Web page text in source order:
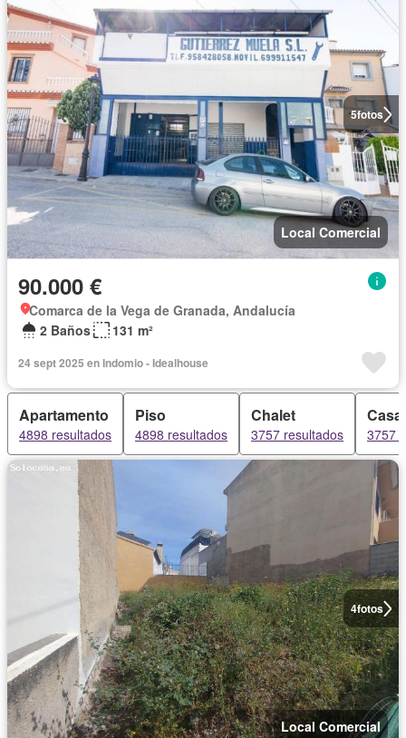
5fotos
Local Comercial
90.000 €
Comarca de la Vega de Granada, Andalucía
2 Baños
131 m²
24 sept 2025 en Indomio - Idealhouse
Apartamento
4898 resultados
Piso
4898 resultados
Chalet
3757 resultados
Casa
3757
4fotos
Local Comercial